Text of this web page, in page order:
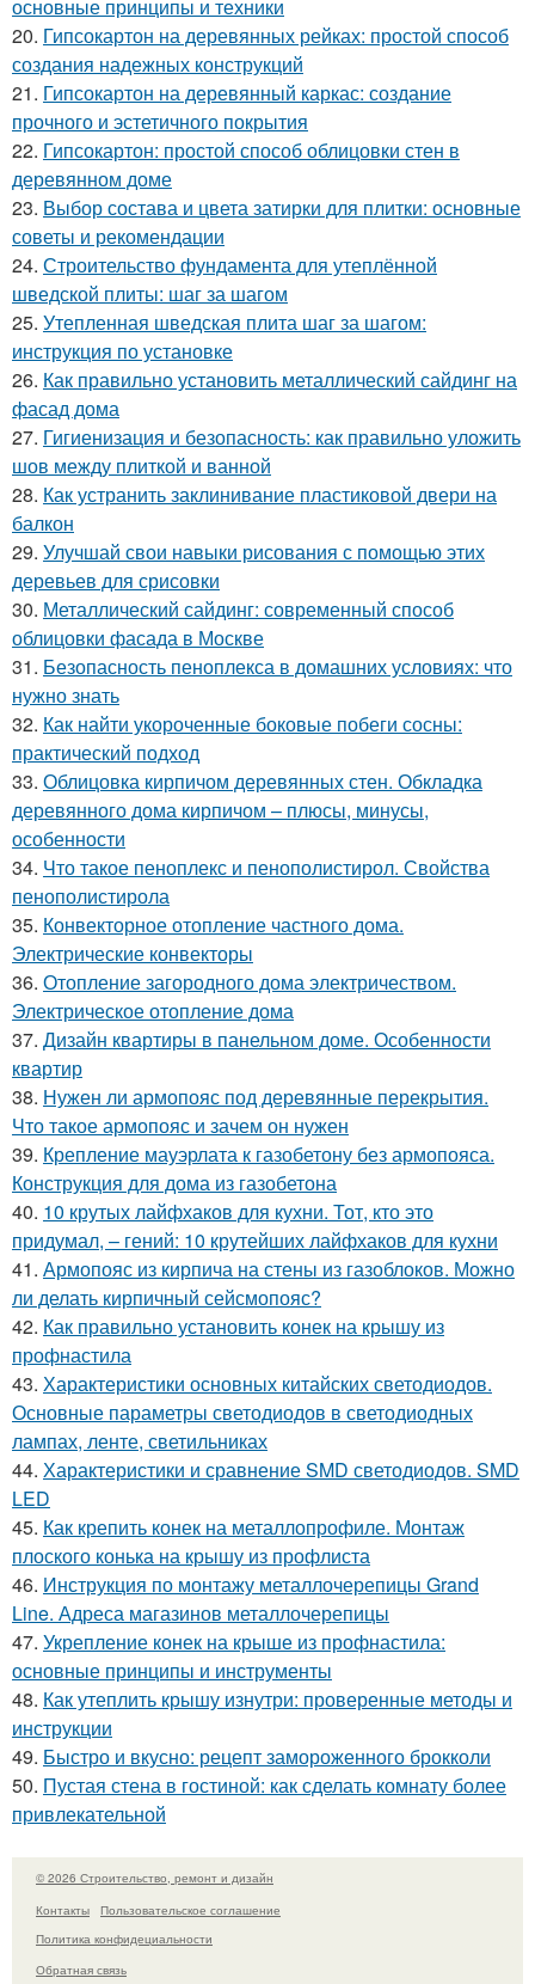
основные принципы и техники
20. Гипсокартон на деревянных рейках: простой способ
создания надежных конструкций
21. Гипсокартон на деревянный каркас: создание
прочного и эстетичного покрытия
22. Гипсокартон: простой способ облицовки стен в
деревянном доме
23. Выбор состава и цвета затирки для плитки: основные
советы и рекомендации
24. Строительство фундамента для утеплённой
шведской плиты: шаг за шагом
25. Утепленная шведская плита шаг за шагом:
инструкция по установке
26. Как правильно установить металлический сайдинг на
фасад дома
27. Гигиенизация и безопасность: как правильно уложить
шов между плиткой и ванной
28. Как устранить заклинивание пластиковой двери на
балкон
29. Улучшай свои навыки рисования с помощью этих
деревьев для срисовки
30. Металлический сайдинг: современный способ
облицовки фасада в Москве
31. Безопасность пеноплекса в домашних условиях: что
нужно знать
32. Как найти укороченные боковые побеги сосны:
практический подход
33. Облицовка кирпичом деревянных стен. Обкладка
деревянного дома кирпичом – плюсы, минусы,
особенности
34. Что такое пеноплекс и пенополистирол. Свойства
пенополистирола
35. Конвекторное отопление частного дома.
Электрические конвекторы
36. Отопление загородного дома электричеством.
Электрическое отопление дома
37. Дизайн квартиры в панельном доме. Особенности
квартир
38. Нужен ли армопояс под деревянные перекрытия.
Что такое армопояс и зачем он нужен
39. Крепление мауэрлата к газобетону без армопояса.
Конструкция для дома из газобетона
40. 10 крутых лайфхаков для кухни. Тот, кто это
придумал, – гений: 10 крутейших лайфхаков для кухни
41. Армопояс из кирпича на стены из газоблоков. Можно
ли делать кирпичный сейсмопояс?
42. Как правильно установить конек на крышу из
профнастила
43. Характеристики основных китайских светодиодов.
Основные параметры светодиодов в светодиодных
лампах, ленте, светильниках
44. Характеристики и сравнение SMD светодиодов. SMD
LED
45. Как крепить конек на металлопрофиле. Монтаж
плоского конька на крышу из профлиста
46. Инструкция по монтажу металлочерепицы Grand
Line. Адреса магазинов металлочерепицы
47. Укрепление конек на крыше из профнастила:
основные принципы и инструменты
48. Как утеплить крышу изнутри: проверенные методы и
инструкции
49. Быстро и вкусно: рецепт замороженного брокколи
50. Пустая стена в гостиной: как сделать комнату более
привлекательной
© 2026 Строительство, ремонт и дизайн
Контакты
Пользовательское соглашение
Политика конфидециальности
Обратная связь